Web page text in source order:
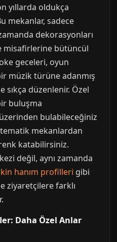
yıllarda oldukça
mekanlar, sadece
dekorasyonları
misafirlerine bütüncül
geceleri, oyun
müzik türüne adanmış
düzenlenir. Özel
buluşma
bulabileceğiniz
mekanlardan
katabilirsiniz.
değil, aynı zamanda
hanım profilleri gibi
ziyaretçilere farklı
Daha Özel Anlar